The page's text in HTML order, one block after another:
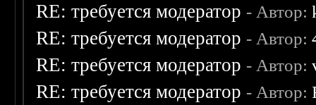
RE: требуется модератор - Автор:
RE: требуется модератор - Автор:
RE: требуется модератор - Автор:
RE: требуется модератор - Автор: